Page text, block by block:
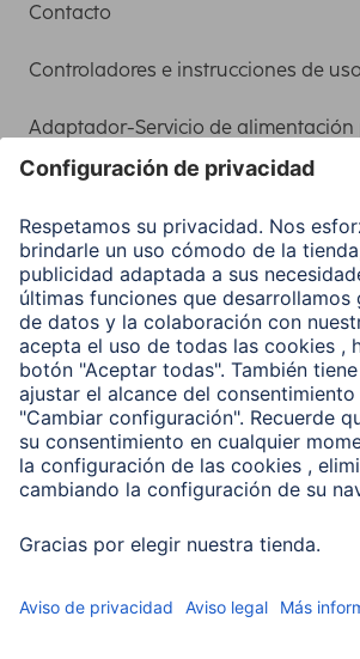
Contacto
Controladores e instrucciones de uso
Adaptador-Servicio de alimentación
Clientes online
Conviértete en distribuidor
Compañía
Historia de la empresa
Hama en todo el Mundo
Sostenibilidad
Business-Portal